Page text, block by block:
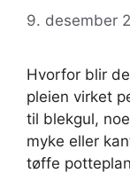
9. desember
Hvorfor blir
pleien virket
til blekgul,
myke eller
tøffe